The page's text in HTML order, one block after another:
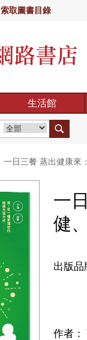
索取圖書目錄
生活館
一日三餐 蒸出健康來
一
健
出版品
作者：